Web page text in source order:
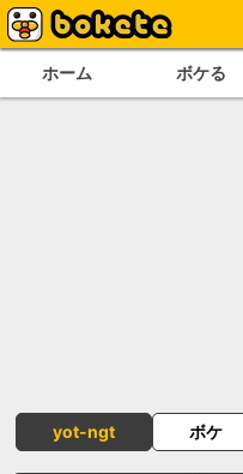
ホーム ボケる
yot-ngt ボケ